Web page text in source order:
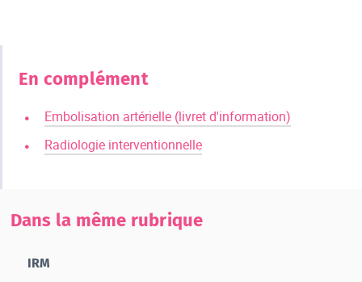
En complément
Embolisation artérielle (livret d'information)
Radiologie interventionnelle
Dans la même rubrique
IRM